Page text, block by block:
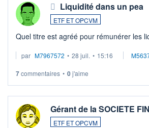
Liquidité dans un pea
ETF ET OPCVM
Quel titre est agréé pour rémunérer les
par M7967572 • 28 juil. • 15:16
7commentaires • 0j'aime
Gérant de la SOCIETE
ETF ET OPCVM